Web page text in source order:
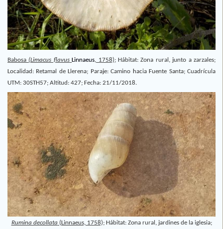
Babosa (Limacus flavus Linnaeus, 1758);Hábitat: Zona rural, junto a zarzales;
Localidad: Retamal de Llerena; Paraje: Camino hacia Fuente Santa; Cuadrícula
UTM: 30STH57; Altitud: 427; Fecha: 21/11/2018.
Rumina decollata (Linnaeus, 1758);Hábitat: Zona rural, jardines de la iglesia;